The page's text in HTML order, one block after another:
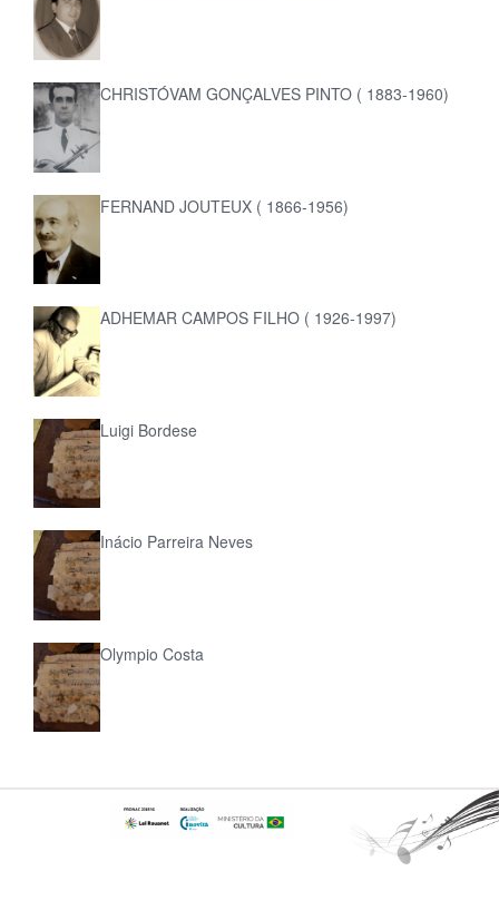
CHRISTÓVAM GONÇALVES PINTO ( 1883-1960)
FERNAND JOUTEUX ( 1866-1956)
ADHEMAR CAMPOS FILHO ( 1926-1997)
Luigi Bordese
Inácio Parreira Neves
Olympio Costa